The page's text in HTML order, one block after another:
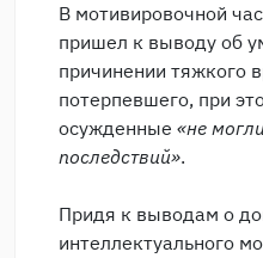
В мотивировочной
пришел к выводу об
причинении тяжкого
потерпевшего, при
осужденные «не
последствий».
Придя к выводам о
интеллектуального